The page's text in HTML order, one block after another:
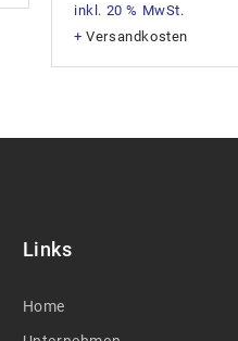
inkl. 20 % MwSt.
+Versandkosten
Links
Home